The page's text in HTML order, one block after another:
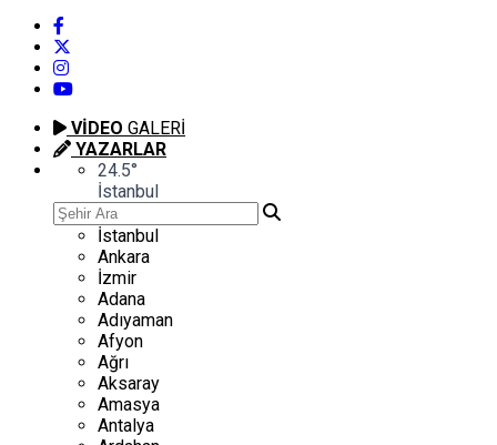
VİDEO GALERİ
YAZARLAR
24.5°
İstanbul
İstanbul
Ankara
İzmir
Adana
Adıyaman
Afyon
Ağrı
Aksaray
Amasya
Antalya